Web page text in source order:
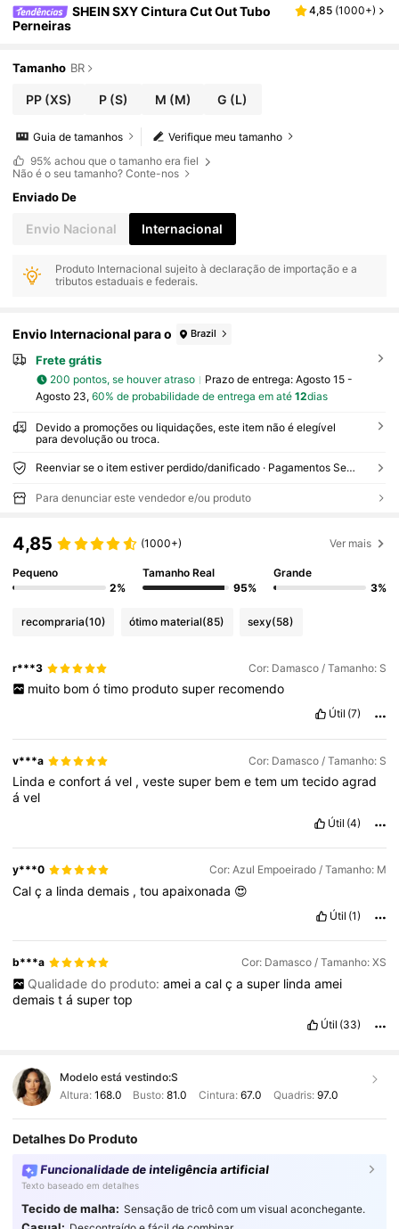
SHEIN SXY Cintura Cut Out Tubo
Perneiras
4,85 (1000+)
Tamanho BR
PP(XS) P(S) M (M) G (L)
Verifique meu tamanho
Guia de tamanhos
95% achou que o tamanho era fiel
Não é o seu tamanho? Conte-nos
Enviado De
Envio Nacional Internacional
Produto Internacional sujeito à declaração de importação e a
tributos estaduais e federais.
Envio Internacional para o Brazil
Frete grátis
200 pontos, se houver atraso Prazo de entrega: Agosto 15 -
Agosto 23, 60% de probabilidade de entrega em até 12dias
Devido a promoções ou liquidações, este item não é elegível
para devolução ou troca.
Reenviar se o item estiver perdido/danificado · Pagamentos Seguros · Proteção de privacidade
Para denunciar este vendedor e/ou produto
4,85 (1000+) Ver mais
Pequeno
2%
Tamanho Real
95%
Grande
3%
recompraria(10) ótimo material(85) sexy(58)
r***3 Cor: Damasco / Tamanho: S
muito bom ó timo produto super recomendo
Útil (7)
v***a Cor: Damasco / Tamanho: S
Lindaeconfortável ,vestesuper bemetem umtecidoagrad
ável
Útil (4)
y***0 Cor: Azul Empoeirado / Tamanho: M
Calça lindademais ,touapaixonada 😍
Útil (1)
b***a Cor: Damasco / Tamanho: XS
Qualidade do produto: amei a cal ç a super linda amei
demaistásupertop
Útil (33)
Modelo está vestindo:S
Altura: 168.0 Busto:81.0 Cintura: 67.0 Quadris: 97.0
Detalhes Do Produto
Funcionalidade de inteligência artificial
Texto baseado em detalhes
Tecido de malha: Sensação de tricô com um visual aconchegante.